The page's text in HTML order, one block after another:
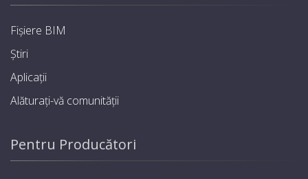
Fișiere BIM
Știri
Aplicații
Alăturați-vă comunității
Pentru Producători